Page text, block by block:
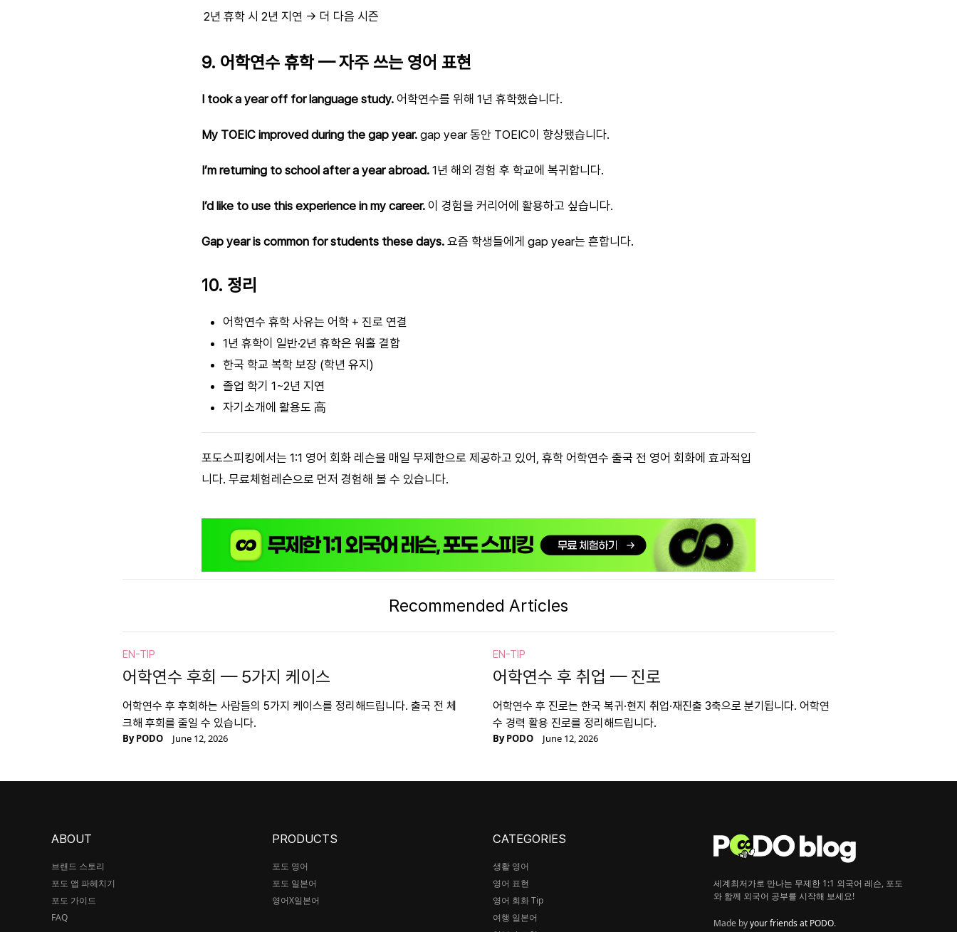
2년 휴학 시 2년 지연 → 더 다음 시즌
9. 어학연수 휴학 — 자주 쓰는 영어 표현
I took a year off for language study. 어학연수를 위해 1년 휴학했습니다.
My TOEIC improved during the gap year. gap year 동안 TOEIC이 향상됐습니다.
I’m returning to school after a year abroad. 1년 해외 경험 후 학교에 복귀합니다.
I’d like to use this experience in my career. 이 경험을 커리어에 활용하고 싶습니다.
Gap year is common for students these days. 요즘 학생들에게 gap year는 흔합니다.
10. 정리
어학연수 휴학 사유는 어학 + 진로 연결
1년 휴학이 일반·2년 휴학은 워홀 결합
한국 학교 복학 보장 (학년 유지)
졸업 학기 1~2년 지연
자기소개에 활용도 高
포도스피킹에서는 1:1 영어 회화 레슨을 매일 무제한으로 제공하고 있어, 휴학 어학연수 출국 전 영어 회화에 효과적입
니다. 무료체험레슨으로 먼저 경험해 볼 수 있습니다.
Recommended Articles
EN-TIP
어학연수 후회 — 5가지 케이스
어학연수 후 후회하는 사람들의 5가지 케이스를 정리해드립니다. 출국 전 체
크해 후회를 줄일 수 있습니다.
ByPODO June 12, 2026
EN-TIP
어학연수 후 취업 — 진로
어학연수 후 진로는 한국 복귀·현지 취업·재진출 3축으로 분기됩니다. 어학연
수 경력 활용 진로를 정리해드립니다.
ByPODO June 12, 2026
ABOUT
브랜드 스토리
포도 앱 파헤치기
포도 가이드
FAQ
PRODUCTS
포도 영어
포도 일본어
영어X일본어
CATEGORIES
생활 영어
영어 표현
영어 회화 Tip
여행 일본어
세계최저가로 만나는 무제한 1:1 외국어 레슨, 포도
와 함께 외국어 공부를 시작해 보세요!
Made byyour friends at PODO.